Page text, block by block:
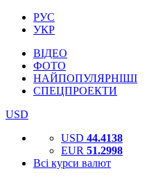
РУС
УКР
ВІДЕО
ФОТО
НАЙПОПУЛЯРНІШІ
СПЕЦПРОЕКТИ
USD
USD 44.4138
EUR 51.2998
Всі курси валют